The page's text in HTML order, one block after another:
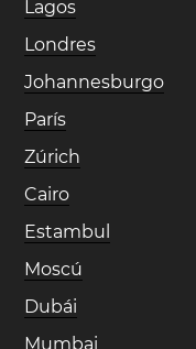
Lagos
Londres
Johannesburgo
París
Zúrich
Cairo
Estambul
Moscú
Dubái
Mumbai